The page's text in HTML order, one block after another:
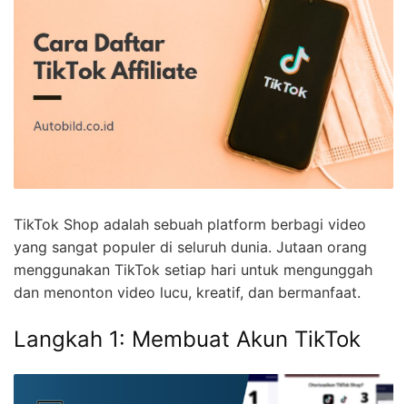
TikTok Shop adalah sebuah platform berbagi video
yang sangat populer di seluruh dunia. Jutaan orang
menggunakan TikTok setiap hari untuk mengunggah
dan menonton video lucu, kreatif, dan bermanfaat.
Langkah 1: Membuat Akun TikTok